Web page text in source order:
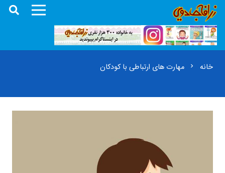
خانه chevron_right مهارت های ارتباطی با کودکان